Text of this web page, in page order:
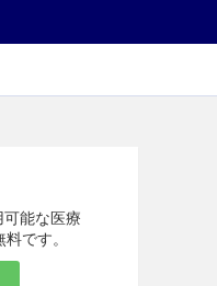
能な医療
です。